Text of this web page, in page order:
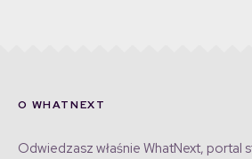
O WHATNEXT
Odwiedzasz właśnie WhatNext, portal